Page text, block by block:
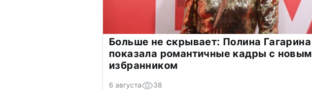
Больше не скрывает: Полина Гагарина
показала романтичные кадры с новым
избранником
6 августа 38